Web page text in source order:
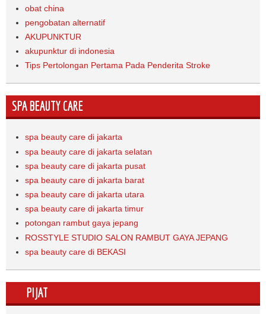
obat china
pengobatan alternatif
AKUPUNKTUR
akupunktur di indonesia
Tips Pertolongan Pertama Pada Penderita Stroke
SPA BEAUTY CARE
spa beauty care di jakarta
spa beauty care di jakarta selatan
spa beauty care di jakarta pusat
spa beauty care di jakarta barat
spa beauty care di jakarta utara
spa beauty care di jakarta timur
potongan rambut gaya jepang
ROSSTYLE STUDIO SALON RAMBUT GAYA JEPANG
spa beauty care di BEKASI
PIJAT